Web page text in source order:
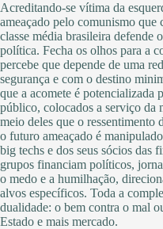
Acreditando-se vítima da
ameaçado pelo comunismo que
classe média brasileira defende
política. Fecha os olhos para a
percebe que depende de uma
segurança e com o destino
que a acomete é potencializada
público, colocados a serviço da
meio deles que o ressentimento
o futuro ameaçado é
big techs e dos seus sócios das
grupos financiam políticos,
o medo e a humilhação,
alvos específicos. Toda a
dualidade: o bem contra o mal
Estado e mais mercado.